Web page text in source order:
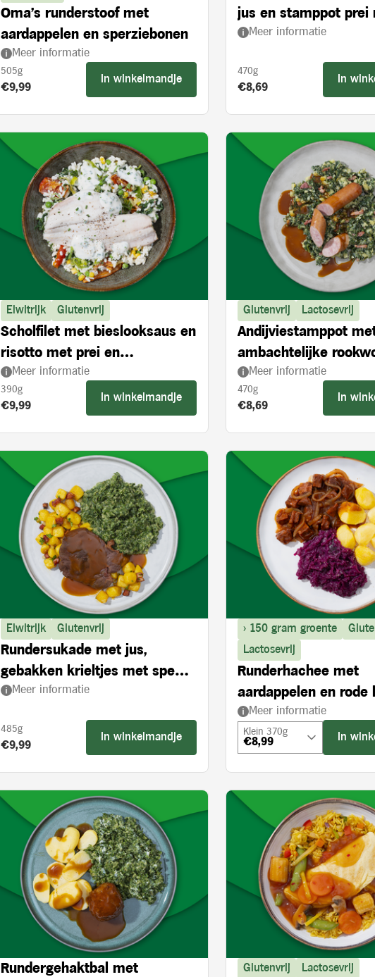
Oma's runderstoof met
aardappelen en sperziebonen
Meer informatie
505g
Product prijs:
€9,99
In winkelmandje
jus en stamppot prei
paprika
Meer informatie
470g
Product prijs:
€8,69
In
Eiwitrijk Glutenvrij
Scholfilet met bieslooksaus en
risotto met prei en
ovengedroogde tomaten
Meer informatie
390g
Product prijs:
€9,99
In winkelmandje
Glutenvrij Lactosevrij
Andijviestamppot
ambachtelijke
Meer informatie
470g
Product prijs:
€8,69
In
Eiwitrijk Glutenvrij
Rundersukade met jus,
gebakken krieltjes met spek,
ui en andijvie à la crème
Meer informatie
485g
Product prijs:
€9,99
In winkelmandje
> 150 gram groente
Lactosevrij
Runderhachee met
aardappelen en rode
appel
Meer informatie
Klein 370g
€8,99 In
Rundergehaktbal met
Glutenvrij Lactosevrij